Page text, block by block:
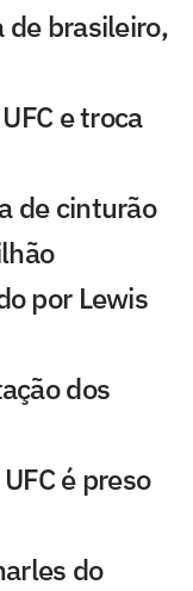
de brasileiro,
e troca
de cinturão
por Lewis
dos
é preso
do